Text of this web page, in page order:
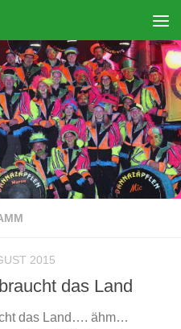
2015
das Land
das Land…. ähm…